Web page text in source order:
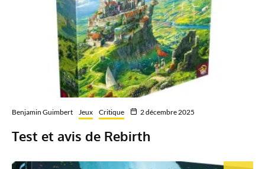
Benjamin Guimbert Jeux Critique 2 décembre 2025
Test et avis de Rebirth